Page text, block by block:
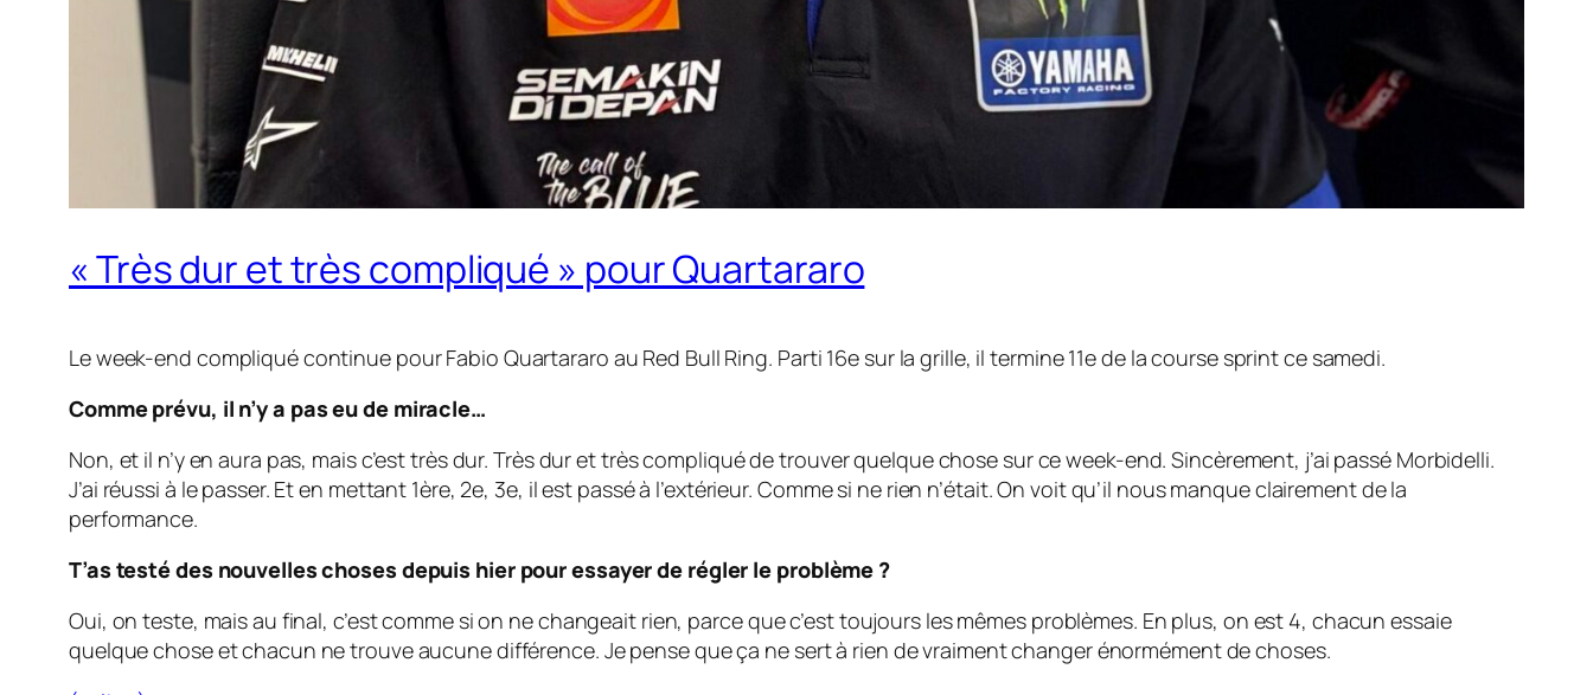
« Très dur et très compliqué » pour Quartararo
Le week-end compliqué continue pour Fabio Quartararo au Red Bull Ring. Parti 16e sur la grille, il termine 11e de la course sprint ce samedi.
Comme prévu, il n’y a pas eu de miracle…
Non, et il n’y en aura pas, mais c’est très dur. Très dur et très compliqué de trouver quelque chose sur ce week-end. Sincèrement, j’ai passé Morbidelli.
J’ai réussi à le passer. Et en mettant 1ère, 2e, 3e, il est passé à l’extérieur. Comme si ne rien n’était. On voit qu’il nous manque clairement de la
performance.
T’as testé des nouvelles choses depuis hier pour essayer de régler le problème ?
Oui, on teste, mais au final, c’est comme si on ne changeait rien, parce que c’est toujours les mêmes problèmes. En plus, on est 4, chacun essaie
quelque chose et chacun ne trouve aucune différence. Je pense que ça ne sert à rien de vraiment changer énormément de choses.